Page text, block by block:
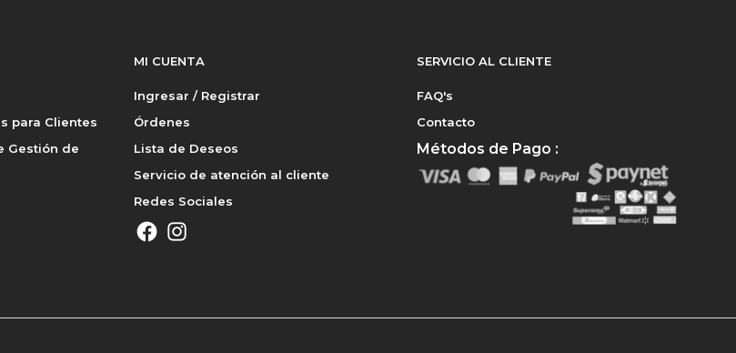
para Clientes
Gestión de
MI CUENTA
Ingresar / Registrar
Órdenes
Lista de Deseos
Servicio de atención al cliente
Redes Sociales
SERVICIO AL CLIENTE
FAQ's
Contacto
Métodos de Pago :